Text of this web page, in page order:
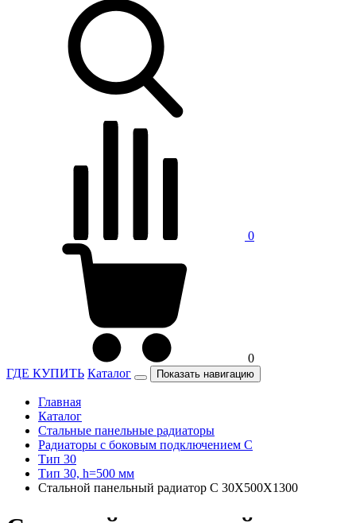
0
0
ГДЕ КУПИТЬ Каталог Показать навигацию
Главная
Каталог
Стальные панельные радиаторы
Радиаторы c боковым подключением C
Тип 30
Тип 30, h=500 мм
Стальной панельный радиатор C 30X500X1300